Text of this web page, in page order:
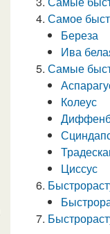
Самое
Береза
Ива
Самые
Колеус
Циссус